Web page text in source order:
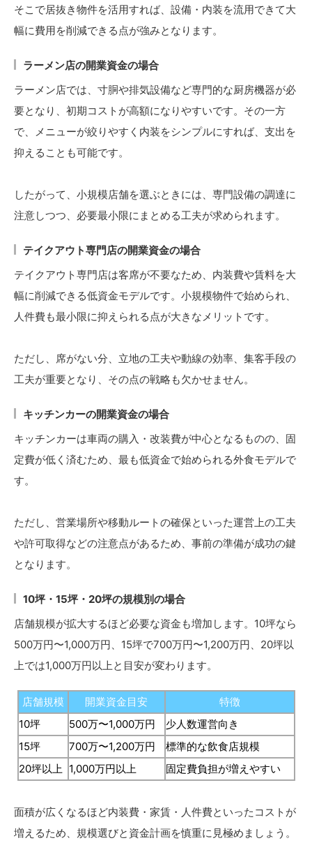
そこで居抜き物件を活用すれば、設備・内装を流用できて大
幅に費用を削減できる点が強みとなります。
ラーメン店の開業資金の場合
ラーメン店では、寸胴や排気設備など専門的な厨房機器が必
要となり、初期コストが高額になりやすいです。その一方
で、メニューが絞りやすく内装をシンプルにすれば、支出を
抑えることも可能です。
したがって、小規模店舗を選ぶときには、専門設備の調達に
注意しつつ、必要最小限にまとめる工夫が求められます。
テイクアウト専門店の開業資金の場合
テイクアウト専門店は客席が不要なため、内装費や賃料を大
幅に削減できる低資金モデルです。小規模物件で始められ、
人件費も最小限に抑えられる点が大きなメリットです。
ただし、席がない分、立地の工夫や動線の効率、集客手段の
工夫が重要となり、その点の戦略も欠かせません。
キッチンカーの開業資金の場合
キッチンカーは車両の購入・改装費が中心となるものの、固
定費が低く済むため、最も低資金で始められる外食モデルで
す。
ただし、営業場所や移動ルートの確保といった運営上の工夫
や許可取得などの注意点があるため、事前の準備が成功の鍵
となります。
10坪・15坪・20坪の規模別の場合
店舗規模が拡大するほど必要な資金も増加します。10坪なら
500万円〜1,000万円、15坪で700万円〜1,200万円、20坪以
上では1,000万円以上と目安が変わります。
店舗規模 開業資金目安
特徴
10坪
500万〜1,000万円
少人数運営向き
15坪
700万〜1,200万円
標準的な飲食店規模
20坪以上 1,000万円以上 固定費負担が増えやすい
面積が広くなるほど内装費・家賃・人件費といったコストが
増えるため、規模選びと資金計画を慎重に見極めましょう。